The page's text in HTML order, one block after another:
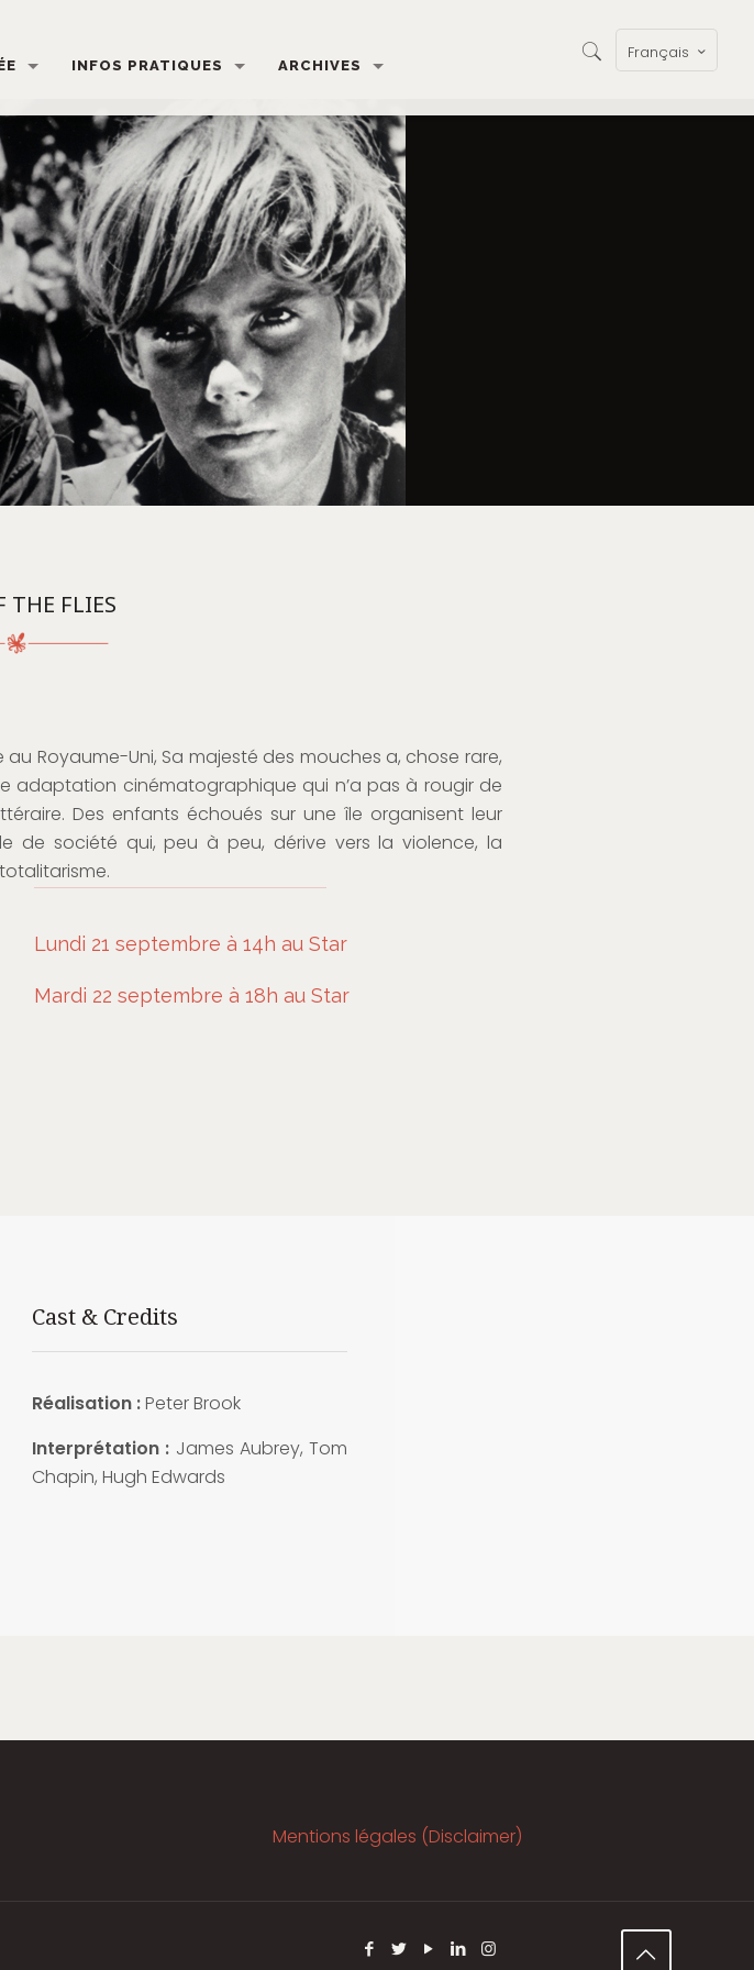
INFOS PRATIQUES ARCHIVES
Français
THE FLIES
Royaume-Uni, Sa majesté des mouches a, chose rare,
adaptation cinématographique qui n’a pas à rougir de
Des enfants échoués sur une île organisent leur
de société qui, peu à peu, dérive vers la violence, la
Lundi 21 septembre à 14h au Star
Mardi 22 septembre à 18h au Star
Cast & Credits
Réalisation :Peter Brook
Interprétation : James Aubrey, Tom
Chapin, Hugh Edwards
Mentions légales (Disclaimer)